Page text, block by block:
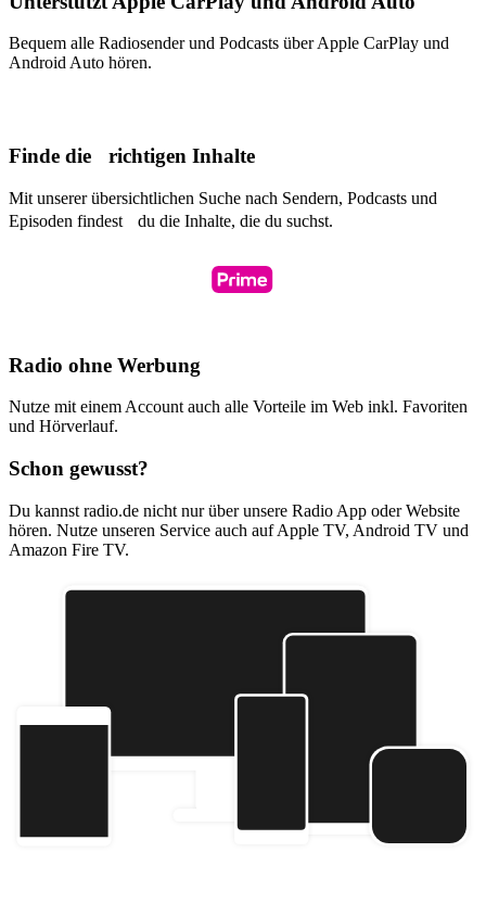
Bequem alle Radiosender und Podcasts über Apple CarPlay und
Android Auto hören.
Finde die richtigen Inhalte
Mit unserer übersichtlichen Suche nach Sendern, Podcasts und
Episoden findest du die Inhalte, die du suchst.
Radio ohne Werbung
Nutze mit einem Account auch alle Vorteile im Web inkl. Favoriten
und Hörverlauf.
Schon gewusst?
Du kannst radio.de nicht nur über unsere Radio App oder Website
hören. Nutze unseren Service auch auf Apple TV, Android TV und
Amazon Fire TV.